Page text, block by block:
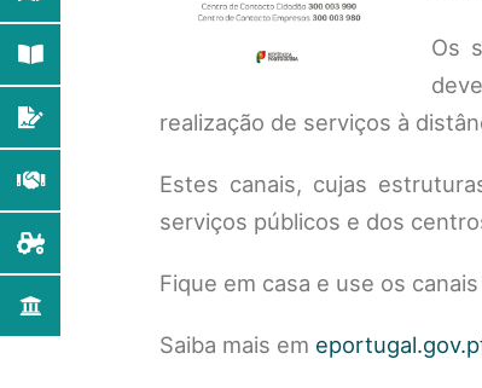
Os
realização de serviços à
Estes canais, cujas
serviços públicos e dos
Fique em casa e use os
Saiba mais em